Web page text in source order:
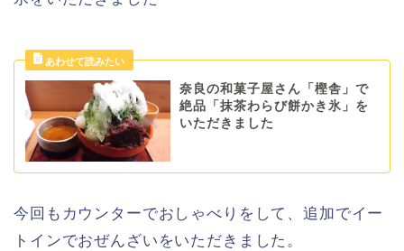
奈良の和菓子屋さん「樫舎」で
絶品「抹茶わらび餅かき氷」を
いただきました
今回もカウンターでおしゃべりをして、追加でイー
トインでおぜんざいをいただきました。